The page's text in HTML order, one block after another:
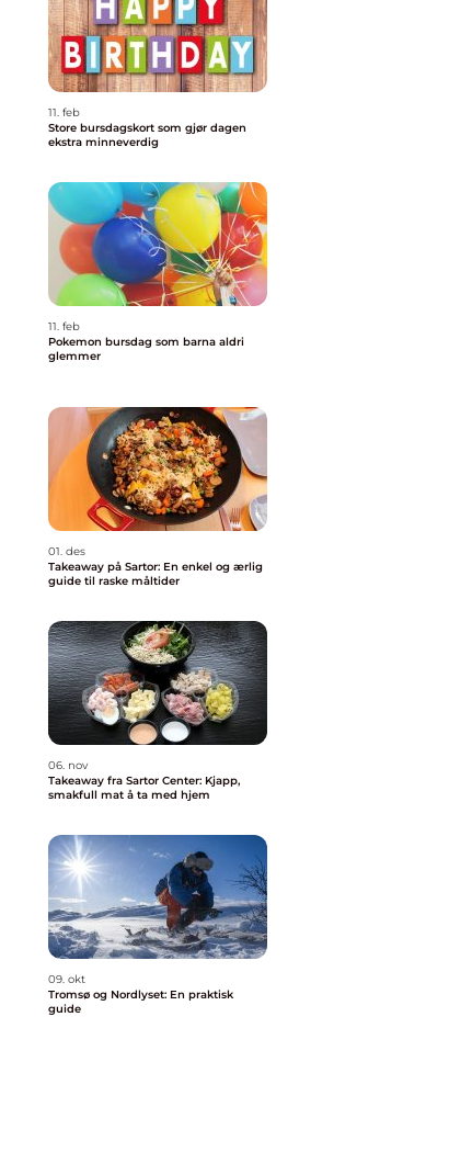
11. feb
Store bursdagskort som gjør dagen
ekstra minneverdig
11. feb
Pokemon bursdag som barna aldri
glemmer
01. des
Takeaway på Sartor: En enkel og ærlig
guide til raske måltider
06. nov
Takeaway fra Sartor Center: Kjapp,
smakfull mat å ta med hjem
09. okt
Tromsø og Nordlyset: En praktisk
guide